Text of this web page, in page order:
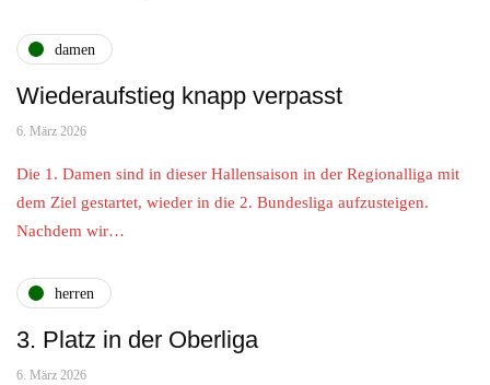
damen
Wiederaufstieg knapp verpasst
6. März 2026
Die 1. Damen sind in dieser Hallensaison in der Regionalliga mit
dem Ziel gestartet, wieder in die 2. Bundesliga aufzusteigen.
Nachdem wir…
herren
3. Platz in der Oberliga
6. März 2026